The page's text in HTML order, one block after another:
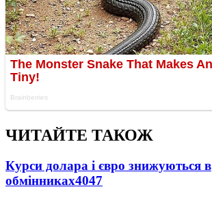
ЧИТАЙТЕ ТАКОЖ
Курси долара і євро знижуються в
обмінниках4047